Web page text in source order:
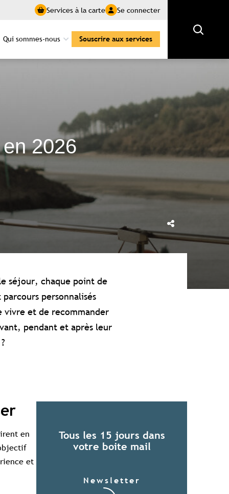
Services à la carte Se connecter
Qui sommes-nous Souscrire aux services Rechercher
2026
séjour, chaque point de
personnalisés
vivre et de recommander
pendant et après leur
en
et
Tous les 15 jours dans
votre boite mail
Newsletter